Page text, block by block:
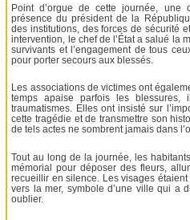
Point d’orgue de cette journée, une
présence du président de la
des institutions, des forces de sécurité
intervention, le chef de l’État a salué la
survivants et l’engagement de tous
pour porter secours aux blessés.
Les associations de victimes ont
temps apaise parfois les
traumatismes. Elles ont insisté sur
cette tragédie et de transmettre son
de tels actes ne sombrent jamais dans
Tout au long de la journée, les
mémorial pour déposer des fleurs,
recueillir en silence. Les visages
vers la mer, symbole d’une ville qui a
oublier.